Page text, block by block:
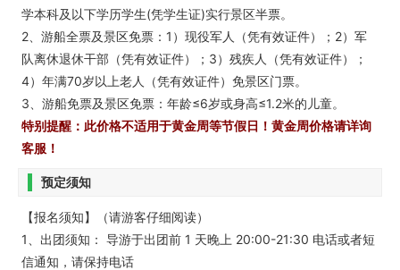
学本科及以下学历学生(凭学生证)实行景区半票。
2、游船全票及景区免票：1）现役军人（凭有效证件）；2）军
队离休退休干部（凭有效证件）；3）残疾人（凭有效证件）；
4）年满70岁以上老人（凭有效证件）免景区门票。
3、游船免票及景区免票：年龄≤6岁或身高≤1.2米的儿童。
特别提醒：此价格不适用于黄金周等节假日！黄金周价格请详询
客服！
预定须知
【报名须知】（请游客仔细阅读）
1、出团须知： 导游于出团前 1 天晚上 20:00-21:30 电话或者短
信通知，请保持电话